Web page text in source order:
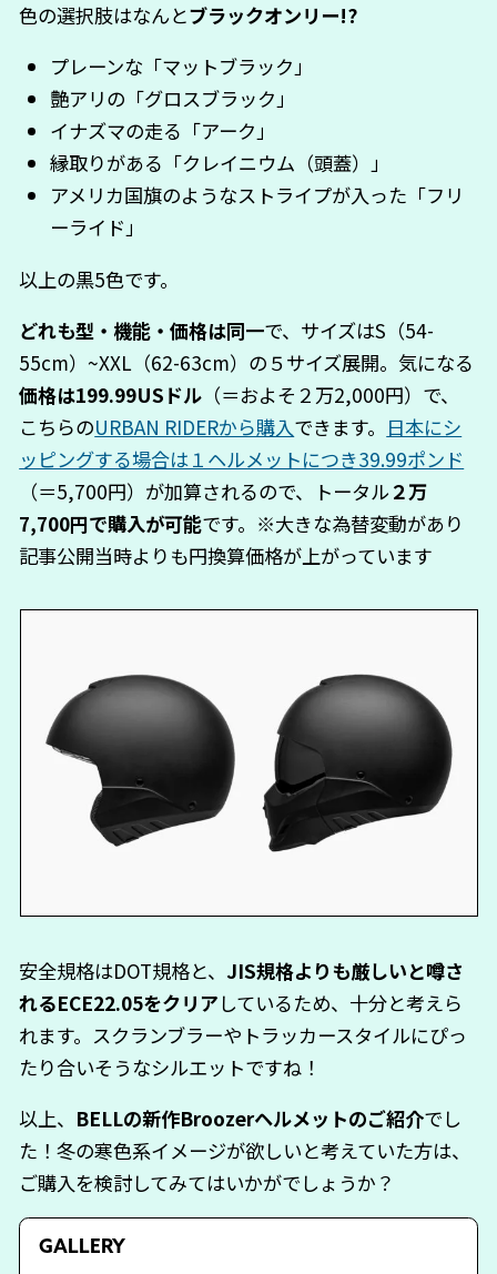
色の選択肢はなんとブラックオンリー!?
プレーンな「マットブラック」
艶アリの「グロスブラック」
イナズマの走る「アーク」
縁取りがある「クレイニウム（頭蓋）」
アメリカ国旗のようなストライプが入った「フリ
ーライド」
以上の黒5色です。
どれも型・機能・価格は同一で、サイズはS（54-
55cm）~XXL（62-63cm）の５サイズ展開。気になる
価格は199.99USドル （＝およそ２万2,000円）で、
こちらのURBAN RIDERから購入できます。 日本にシ
ッピングする場合は１ヘルメットにつき39.99ポンド
（＝5,700円）が加算されるので、トータル ２万
7,700円で購入が可能です。※大きな為替変動があり
記事公開当時よりも円換算価格が上がっています
安全規格はDOT規格と、 JIS規格よりも厳しいと噂さ
れるECE22.05をクリア しているため、十分と考えら
れます。スクランブラーやトラッカースタイルにぴっ
たり合いそうなシルエットですね！
以上、 BELLの新作Broozerヘルメットのご紹介でし
た！冬の寒色系イメージが欲しいと考えていた方は、
ご購入を検討してみてはいかがでしょうか？
GALLERY